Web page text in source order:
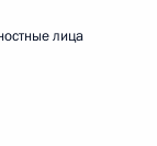
лица